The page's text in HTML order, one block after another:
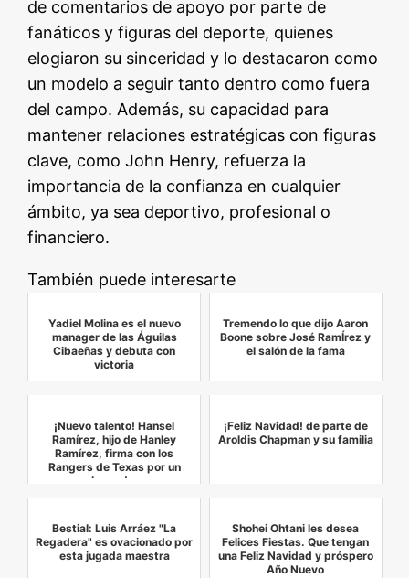
de comentarios de apoyo por parte de
fanáticos y figuras del deporte, quienes
elogiaron su sinceridad y lo destacaron como
un modelo a seguir tanto dentro como fuera
del campo. Además, su capacidad para
mantener relaciones estratégicas con figuras
clave, como John Henry, refuerza la
importancia de la confianza en cualquier
ámbito, ya sea deportivo, profesional o
financiero.
También puede interesarte
Yadiel Molina es el nuevo
manager de las Águilas
Cibaeñas y debuta con
victoria
Tremendo lo que dijo Aaron
Boone sobre José RamÍrez y
el salón de la fama
¡Nuevo talento! Hansel
Ramírez, hijo de Hanley
Ramírez, firma con los
Rangers de Texas por un
bono d…
¡Feliz Navidad! de parte de
Aroldis Chapman y su familia
Bestial: Luis Arráez "La
Regadera" es ovacionado por
esta jugada maestra
Shohei Ohtani les desea
Felices Fiestas. Que tengan
una Feliz Navidad y próspero
Año Nuevo